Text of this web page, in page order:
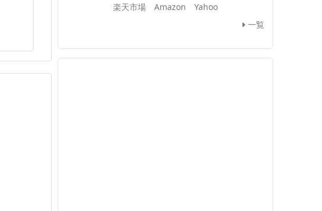
楽天市場 Amazon
Yahoo
一覧